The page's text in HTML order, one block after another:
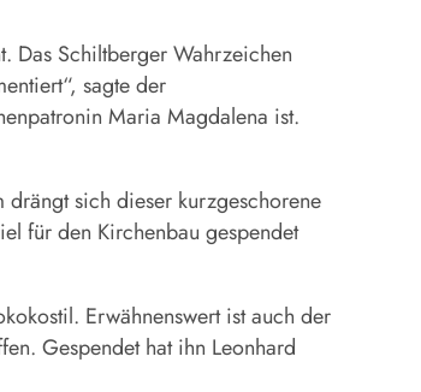
Das Schiltberger Wahrzeichen
sagte der
Maria Magdalena ist.
sich dieser kurzgeschorene
für den Kirchenbau gespendet
Erwähnenswert ist auch der
Gespendet hat ihn Leonhard